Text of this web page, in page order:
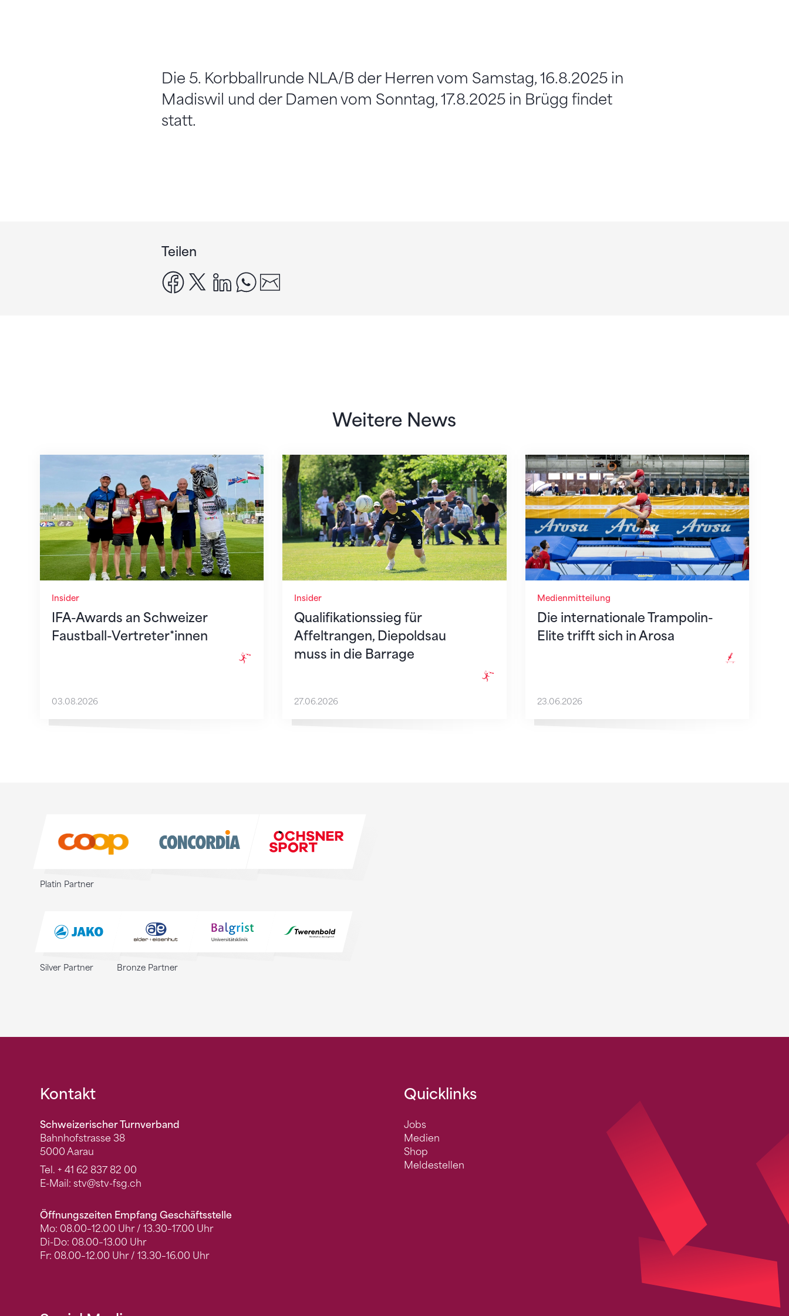
Die 5. Korbballrunde NLA/B der Herren vom Samstag, 16.8.2025 in
Madiswil und der Damen vom Sonntag, 17.8.2025 in Brügg findet
statt.
Teilen
facebook
x linkedinwhatsapp
Weitere News
Insider
IFA-Awards an Schweizer
Faustball-Vertreter*innen
IFA-Awards an Schweizer Faustball-Vertreter*innen
03.08.2026
Insider
Qualifikationssieg für
Affeltrangen, Diepoldsau
muss in die Barrage
Qualifikationssieg für Affeltrangen, Diepoldsau muss in die Barrage
27.06.2026
Medienmitteilung
Die internationale Trampolin-
Elite trifft sich in Arosa
Die internationale Trampolin-Elite trifft sich in
23.06.2026
Platin Partner
Silver Partner Bronze Partner
Fusszeile
Kontakt
Schweizerischer Turnverband
Bahnhofstrasse 38
5000 Aarau
Tel. + 41 62 837 82 00
E-Mail: stv@stv-fsg.ch
Öffnungszeiten Empfang Geschäftsstelle
Mo: 08.00–12.00 Uhr / 13.30–17.00 Uhr
Di-Do: 08.00–13.00 Uhr
Fr: 08.00–12.00 Uhr / 13.30–16.00 Uhr
Quicklinks
Jobs
Medien
Shop
Meldestellen